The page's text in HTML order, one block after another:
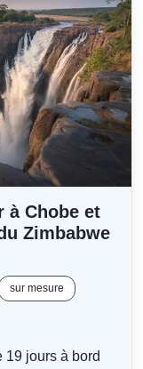
à Chobe et
Zimbabwe
sur mesure
19 jours à bord